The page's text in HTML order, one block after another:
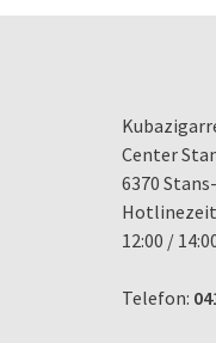
Center
6370
12:00 /
Telefon: